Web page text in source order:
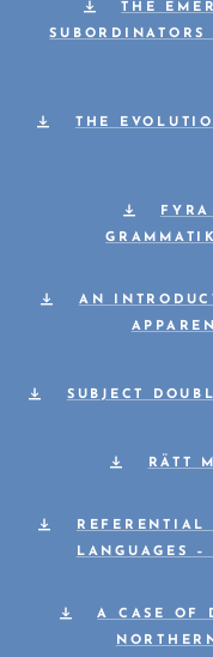
THE
THE
AN
SUBJECT
RÄTT
LANGUAGES
A CASE OF